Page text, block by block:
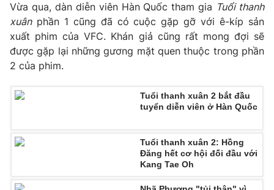
® Cấm sao chép dưới mọi hình thức nếu không có sự chấp
thông tin từ website này.
Vừa qua, dàn diễn viên Hàn Quốc tham gia Tuổi thanh
xuânphần 1 cũng đã có cuộc gặp gỡ với ê-kíp sản
xuất phim của VFC. Khán giả cũng rất mong đợi sẽ
được gặp lại những gương mặt quen thuộc trong phần
2 của phim.
Tuổi thanh xuân 2 bắt đầu
tuyển diễn viên ở Hàn Quốc
Tuổi thanh xuân 2: Hồng
Đăng hết cơ hội đối đầu với
Kang Tae Oh